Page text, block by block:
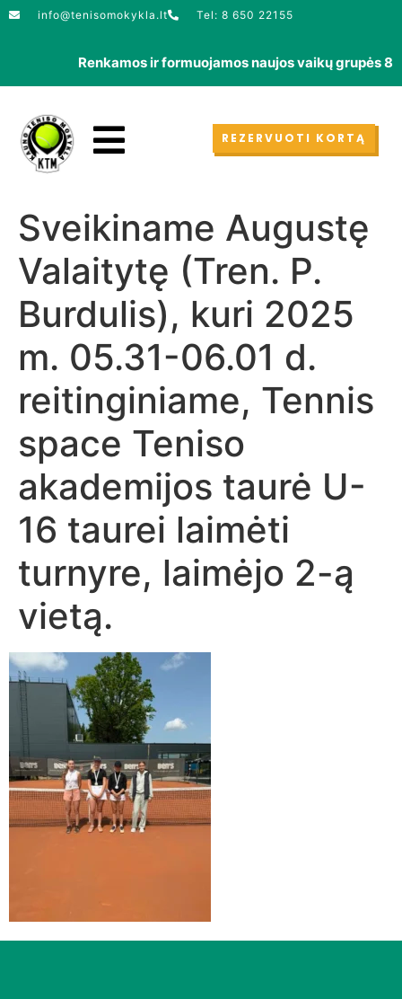
info@tenisomokykla.lt Tel: 8 650 22155
Renkamos ir formuojamos naujos vaikų grupės
REZERVUOTI KORTĄ
Sveikiname Augustę
Valaitytę (Tren. P.
Burdulis), kuri 2025
m. 05.31-06.01 d.
reitinginiame, Tennis
space Teniso
akademijos taurė U-
16 taurei laimėti
turnyre, laimėjo 2-ą
vietą.